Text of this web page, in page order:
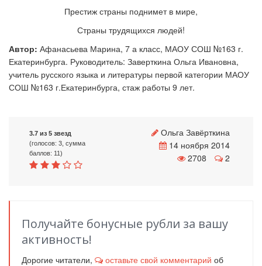
Престиж страны поднимет в мире,
Страны трудящихся людей!
Автор: Афанасьева Марина, 7 а класс, МАОУ СОШ №163 г.
Екатеринбурга. Руководитель: Заверткина Ольга Ивановна,
учитель русского языка и литературы первой категории МАОУ
СОШ №163 г.Екатеринбурга, стаж работы 9 лет.
3.7 из 5 звезд
(голосов: 3, сумма
баллов: 11)
Ольга Завёрткина
14 ноября 2014
2708
2
Получайте бонусные рубли за вашу
активность!
Дорогие читатели, оставьте свой комментарий об